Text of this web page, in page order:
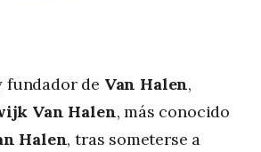
de Van Halen,
Van Halen, más conocido
Halen, tras someterse a